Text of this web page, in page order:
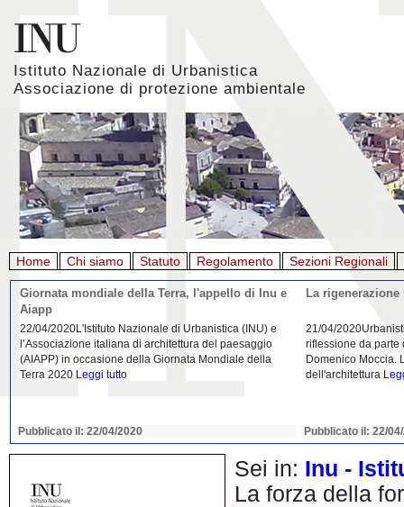
Istituto Nazionale di Urbanistica
Associazione di protezione ambientale
Home Chi siamo Statuto Regolamento Sezioni Regionali
Giornata mondiale della Terra, l'appello di Inu e
Aiapp
22/04/2020L'Istituto Nazionale di Urbanistica (INU) e
l’Associazione italiana di architettura del paesaggio
(AIAPP) in occasione della Giornata Mondiale della
Terra 2020 Leggi tutto
Pubblicato il: 22/04/2020
La
21/04/
riflessione da parte
Domenico Moccia.
dell'architettura
Pubblicato il: 22/
Sei in: Inu -
La forza della